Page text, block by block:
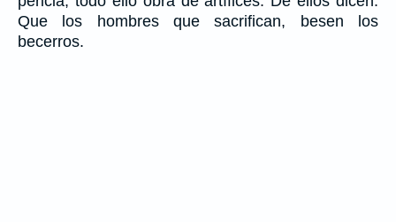
Que los hombres que sacrifican, besen los
becerros.